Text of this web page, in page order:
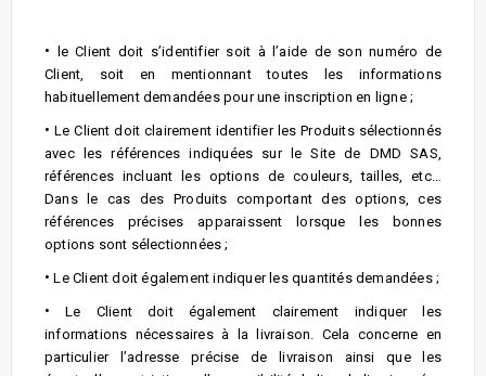
•
le Client doit s’identifier soit à l’aide de son numéro de
Client, soit en mentionnant toutes les informations
habituellement demandées pour une inscription en ligne ;
•Le Client doit clairement identifier les Produits sélectionnés
avec les références indiquées sur le Site de DMD SAS,
références incluant les options de couleurs, tailles, etc…
Dans le cas des Produits comportant des options, ces
références précises apparaissent lorsque les bonnes
options sont sélectionnées ;
•Le Client doit également indiquer les quantités demandées ;
•Le Client doit également clairement indiquer les
informations nécessaires à la livraison. Cela concerne en
particulier l’adresse précise de livraison ainsi que les